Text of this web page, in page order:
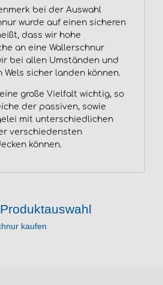
bei der Auswahl
wurde auf einen sicheren
dass wir hohe
an eine Wallerschnur
bei allen Umständen und
Wels sicher landen können.
große Vielfalt wichtig, so
der passiven, sowie
mit unterschiedlichen
verschiedensten
können.
kaufen